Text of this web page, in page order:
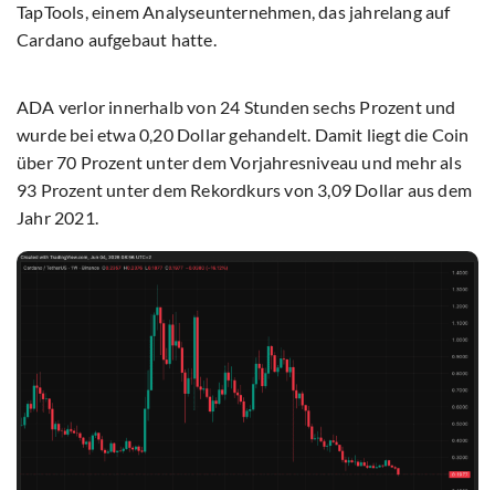
TapTools, einem Analyseunternehmen, das jahrelang auf
Cardano aufgebaut hatte.
ADA verlor innerhalb von 24 Stunden sechs Prozent und
wurde bei etwa 0,20 Dollar gehandelt. Damit liegt die Coin
über 70 Prozent unter dem Vorjahresniveau und mehr als
93 Prozent unter dem Rekordkurs von 3,09 Dollar aus dem
Jahr 2021.